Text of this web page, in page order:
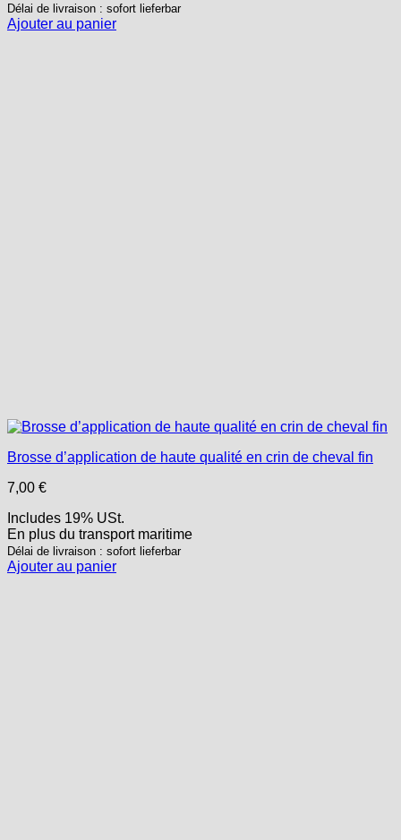
Délai de livraison : sofort lieferbar
Ajouter au panier
Brosse d’application de haute qualité en crin de cheval fin
7,00 €
Includes 19% USt.
En plus du transportmaritime
Délai de livraison : sofort lieferbar
Ajouter au panier